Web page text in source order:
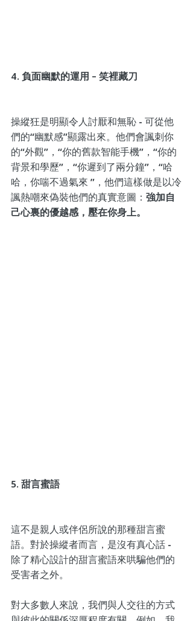
4. 負面幽默的運用 – 笑裡藏刀
操縱狂是明顯令人討厭和無恥 - 可從他
們的“幽默感”顯露出來。他們會諷刺你
的“外觀”，“你的舊款智能手機”，“你的
背景和學歷”，“你遲到了兩分鐘”，“哈
哈，你喘不過氣來 ”，他們這樣做是以冷
諷熱嘲來偽裝他們的真實意圖： 強加自
己心裏的優越感，壓在你身上。
5. 甜言蜜語
這不是親人或伴侶所說的那種甜言蜜
語。對於操縱者而言，是沒有真心話 -
除了精心設計的甜言蜜語來哄騙他們的
受害者之外。
對大多數人來說，我們與人交往的方式